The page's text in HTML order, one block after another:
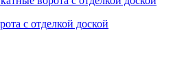
с отделкой доской